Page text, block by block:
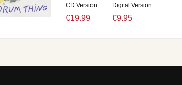
CD Version
€19.99
Digital Version
€9.95